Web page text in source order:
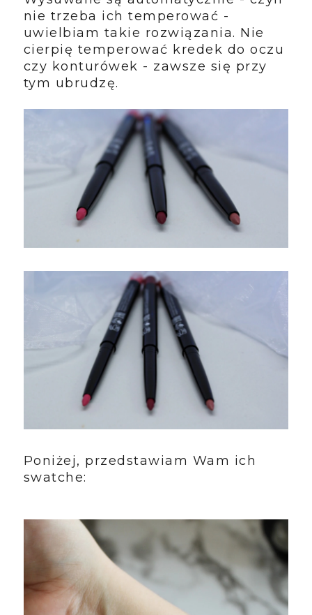
nie trzeba ich temperować -
uwielbiam takie rozwiązania. Nie
cierpię temperować kredek do oczu
czy konturówek - zawsze się przy
tym ubrudzę.
Poniżej, przedstawiam Wam ich
swatche: